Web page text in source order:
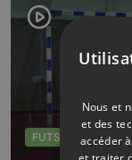
FUTSAL
Nous et
et des
accéder